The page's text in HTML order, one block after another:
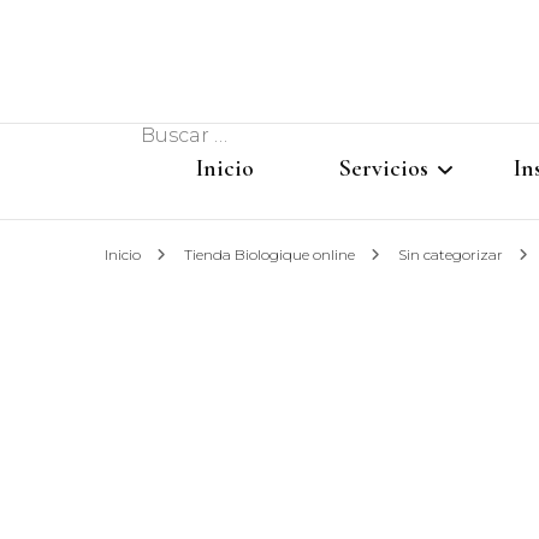
Buscar:
Inicio Servicios
Inicio Tienda Biologique online Sin categorizar